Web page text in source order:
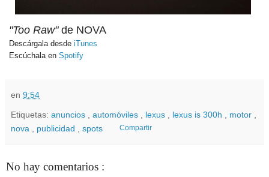
"Too Raw"de NOVA
Descárgala desde iTunes
Escúchala en Spotify
en 9:54
Etiquetas: anuncios automóviles lexus lexus is 300h motor
nova
publicidad spots Compartir
No hay comentarios :